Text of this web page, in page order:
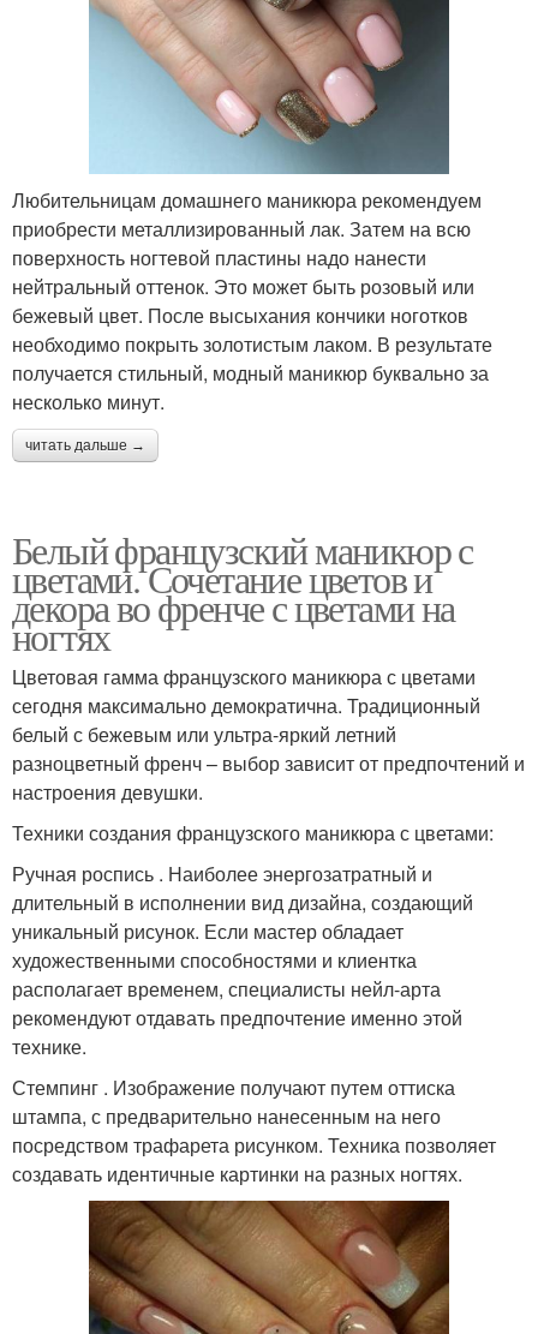
Любительницам домашнего маникюра рекомендуем
приобрести металлизированный лак. Затем на всю
поверхность ногтевой пластины надо нанести
нейтральный оттенок. Это может быть розовый или
бежевый цвет. После высыхания кончики ноготков
необходимо покрыть золотистым лаком. В результате
получается стильный, модный маникюр буквально за
несколько минут.
читать дальше →
Белый французский маникюр с
цветами. Сочетание цветов и
декора во френче с цветами на
ногтях
Цветовая гамма французского маникюра с цветами
сегодня максимально демократична. Традиционный
белый с бежевым или ультра-яркий летний
разноцветный френч – выбор зависит от предпочтений и
настроения девушки.
Техники создания французского маникюра с цветами:
Ручная роспись . Наиболее энергозатратный и
длительный в исполнении вид дизайна, создающий
уникальный рисунок. Если мастер обладает
художественными способностями и клиентка
располагает временем, специалисты нейл-арта
рекомендуют отдавать предпочтение именно этой
технике.
Стемпинг . Изображение получают путем оттиска
штампа, с предварительно нанесенным на него
посредством трафарета рисунком. Техника позволяет
создавать идентичные картинки на разных ногтях.